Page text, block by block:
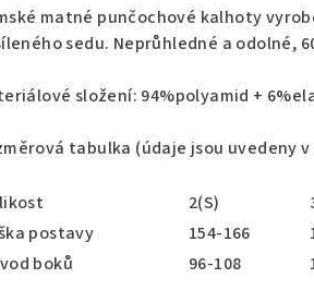
matné punčochové kalhoty
sedu. Neprůhledné a odolné,
složení: 94%polyamid +
tabulka (údaje jsou uvedeny v
2(S)
postavy
154-166
boků
96-108